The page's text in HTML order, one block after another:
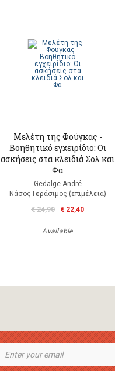
Μελέτη της Φούγκας -
Βοηθητικό εγχειρίδιο: Οι
ασκήσεις στα κλειδιά Σολ και
Φα
Gedalge André
Νάσος Γεράσιμος (επιμέλεια)
€ 24,90
€ 22,40
Available